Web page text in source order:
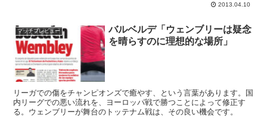
2013.04.10
マッチプレビュー
バルベルデ「ウェンブリーは疑念
を晴らすのに理想的な場所」
リーガでの傷をチャンピオンズで癒やす、という言葉があります。国
内リーグでの悪い流れを、ヨーロッパ戦で勝つことによって修正す
る。ウェンブリーが舞台のトッテナム戦は、その良い機会です。